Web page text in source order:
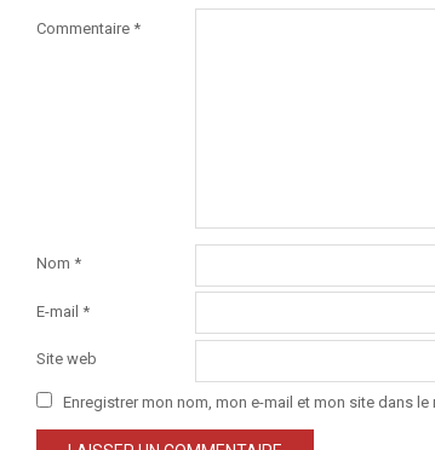
Commentaire *
Nom *
E-mail *
Site web
Enregistrer mon nom, mon e-mail et mon site dans